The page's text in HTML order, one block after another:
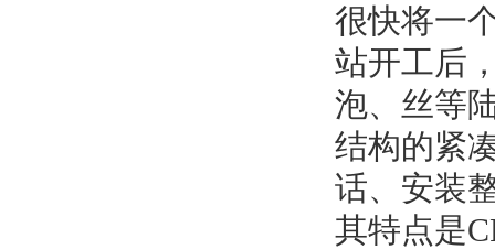
很快将一
站开工后
泡、丝等
结构的紧
话、安装
其特点是